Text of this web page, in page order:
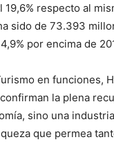
respecto al
sido de 73.393
por encima de
en funciones,
la plena
sino una
que permea